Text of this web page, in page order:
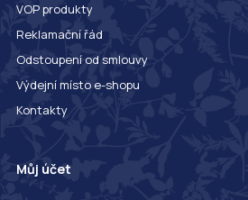
VOP produkty
Reklamační řád
Odstoupení od smlouvy
Výdejní místo e-shopu
Kontakty
Můj účet